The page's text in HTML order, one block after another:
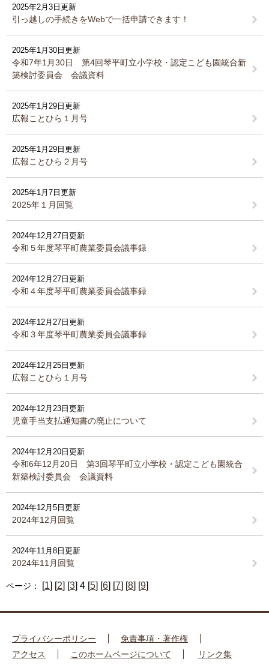
2025年2月3日更新
引っ越しの手続きをWebで一括申請できます！
2025年1月30日更新
令和7年1月30日 第4回琴平町立小学校・認定こども園統合新
築検討委員会 会議資料
2025年1月29日更新
広報ことひら１月号
2025年1月29日更新
広報ことひら２月号
2025年1月7日更新
2025年１月回覧
2024年12月27日更新
令和５年度琴平町農業委員会議事録
2024年12月27日更新
令和４年度琴平町農業委員会議事録
2024年12月27日更新
令和３年度琴平町農業委員会議事録
2024年12月25日更新
広報ことひら１月号
2024年12月23日更新
児童手当支払通知書の廃止について
2024年12月20日更新
令和6年12月20日 第3回琴平町立小学校・認定こども園統合
新築検討委員会 会議資料
2024年12月5日更新
2024年12月回覧
2024年11月8日更新
2024年11月回覧
ページ： [1] [2] [3] 4 [5] [6] [7] [8] [9]
プライバシーポリシー
免責事項・著作権
アクセス
このホームページについて リンク集